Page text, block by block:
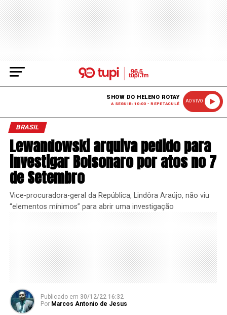
SHOW DO HELENO ROTAY
A SEGUIR: 10:00 - REPETACULÊ
AO VIVO
BRASIL
Lewandowski arquiva pedido para
investigar Bolsonaro por atos no 7
de Setembro
Vice-procuradora-geral da República, Lindôra Araújo, não viu
“elementos mínimos” para abrir uma investigação
Publicado em 30/12/22 16:32
Por Marcos Antonio de Jesus